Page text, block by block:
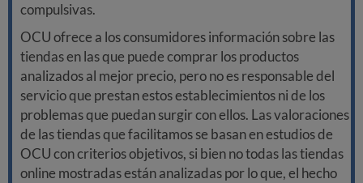
compulsivas.
OCU ofrece a los consumidores información sobre las
tiendas en las que puede comprar los productos
analizados al mejor precio, pero no es responsable del
servicio que prestan estos establecimientos ni de los
problemas que puedan surgir con ellos. Las valoraciones
de las tiendas que facilitamos se basan en estudios de
OCU con criterios objetivos, si bien no todas las tiendas
online mostradas están analizadas por lo que, el hecho